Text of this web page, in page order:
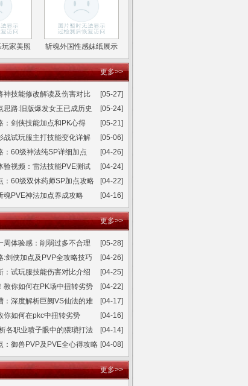
家美照 斩魂外国性感妹纸展示
更多>>
[05-27]
神技能修改解读及伤害对比
[05-24]
思路:旧版爆发女王已成历史
[05-21]
：剑侠技能加点和PK心得
[05-06]
战试玩服主打技能变化详解
[04-26]
：60级神法纯SP详细加点
[04-24]
验视频：雷法技能PVE测试
[04-22]
：60级双休药师SP加点攻略
[04-16]
魂PVE神法加点养成攻略
更多>>
[05-28]
周体验感：削弱过多不合理
[04-26]
:剑侠加点及PVP全攻略技巧
[04-25]
：试玩服技能伤害对比介绍
[04-22]
教你如何在PK场中扭转劣势
[04-17]
：深度解析巨阙VS仙法的难
[04-16]
你如何在pkc中扭转劣势
[04-14]
各职业喷子眼中的猥琐打法
[04-08]
：御兽PVP及PVE全心得攻略
更多>>